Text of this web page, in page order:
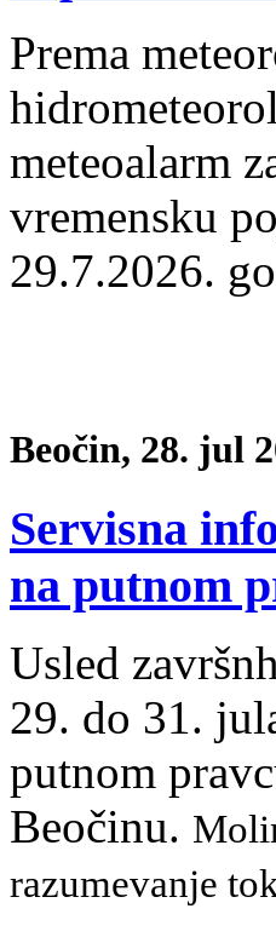
Prema
meteoalarm
vremensku
29.7.2026.
Beočin, 28. jul
Servisna
na putnom
Usled
29. do 31.
putnom
Beočinu.
razumevanje